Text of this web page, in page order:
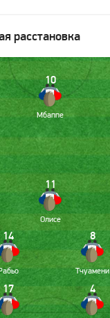
расстановка
4
17
8
Тчуамени
14
11
Олисе
10
Мбаппе